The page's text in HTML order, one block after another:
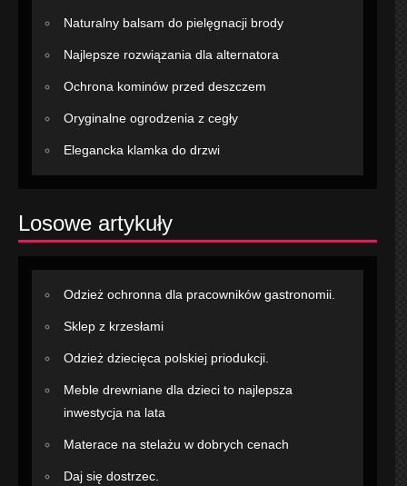
Naturalny balsam do pielęgnacji brody
Najlepsze rozwiązania dla alternatora
Ochrona kominów przed deszczem
Oryginalne ogrodzenia z cegły
Elegancka klamka do drzwi
Losowe artykuły
Odzież ochronna dla pracowników gastronomii.
Sklep z krzesłami
Odzież dziecięca polskiej priodukcji.
Meble drewniane dla dzieci to najlepsza
inwestycja na lata
Materace na stelażu w dobrych cenach
Daj się dostrzec.